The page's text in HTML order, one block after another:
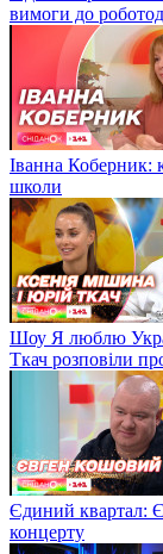
вимоги до
Іванна Коберник:
школи
Шоу Я люблю
Ткач розповіли
Єдиний квартал:
концерту